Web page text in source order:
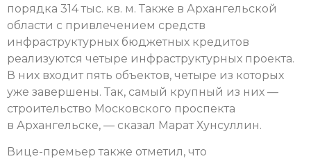
порядка 314 тыс. кв. м. Также в Архангельской
области с привлечением средств
инфраструктурных бюджетных кредитов
реализуются четыре инфраструктурных проекта.
В них входит пять объектов, четыре из которых
уже завершены. Так, самый крупный из них —
строительство Московского проспекта
в Архангельске, — сказал Марат Хунcуллин.
Вице-премьер также отметил, что